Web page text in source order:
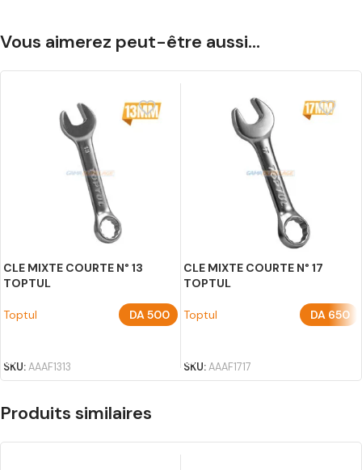
Vous aimerez peut-être aussi…
CLE MIXTE COURTE N° 13
TOPTUL
Toptul DA500
SKU:AAAF1313
CLE MIXTE COURTE N° 17
TOPTUL
Toptul DA 650
SKU:AAAF1717
Produits similaires